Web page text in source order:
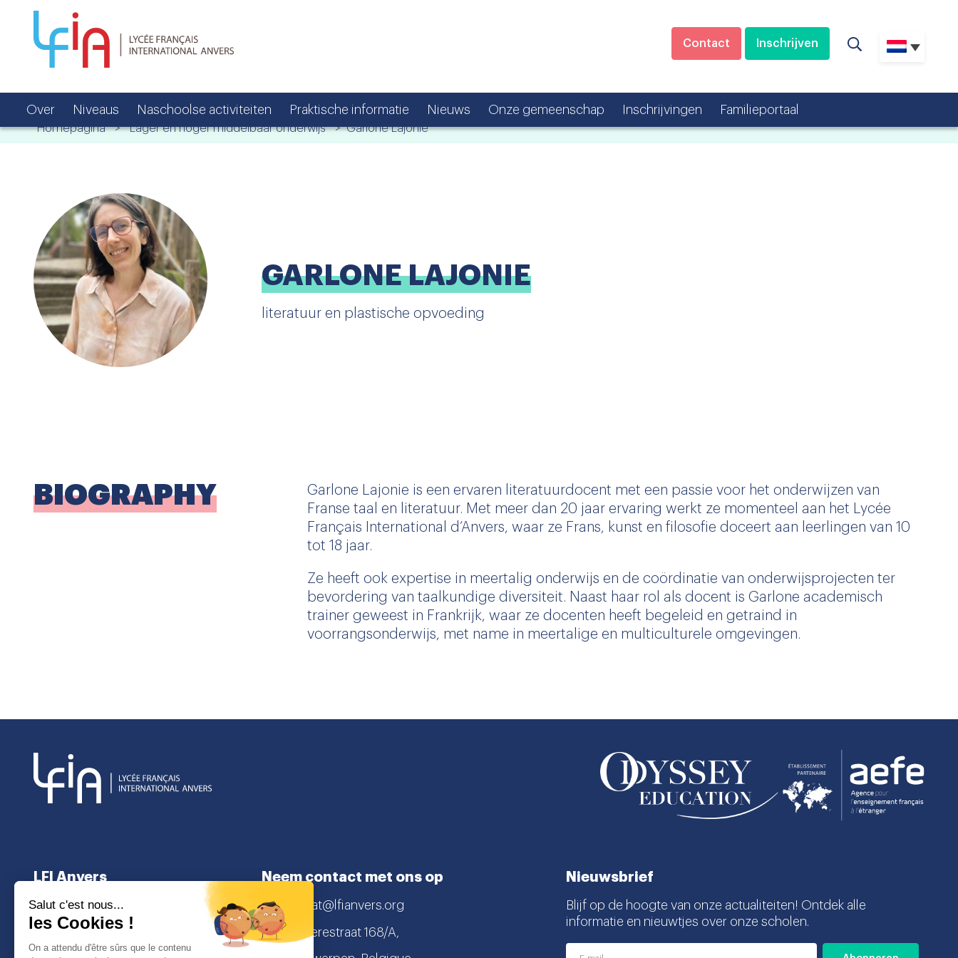
Contact Inschrijven
Over Niveaus Naschoolse activiteiten Praktische informatie Nieuws Onze gemeenschap Inschrijvingen Familieportaal
Homepagina > Lager en hoger middelbaar onderwijs > Garlone Lajonie
GARLONE LAJONIE
literatuur en plastische opvoeding
BIOGRAPHY
Garlone Lajonie is een ervaren literatuurdocent met een passie voor het onderwijzen van
Franse taal en literatuur. Met meer dan 20 jaar ervaring werkt ze momenteel aan het Lycée
Français International d’Anvers, waar ze Frans, kunst en filosofie doceert aan leerlingen van 10
tot 18 jaar.
Ze heeft ook expertise in meertalig onderwijs en de coördinatie van onderwijsprojecten ter
bevordering van taalkundige diversiteit. Naast haar rol als docent is Garlone academisch
trainer geweest in Frankrijk, waar ze docenten heeft begeleid en getraind in
voorrangsonderwijs, met name in meertalige en multiculturele omgevingen.
LFI Anvers
Over
Niveaus
Neem contact met ons op
secretariat@lfianvers.org
Lamorinierestraat 168/A,
Nieuwsbrief
Blijf op de hoogte van onze actualiteiten! Ontdek alle
informatie en nieuwtjes over onze scholen.